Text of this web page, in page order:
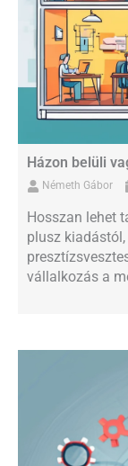
Házon belüli
Németh Gábor
Hosszan lehet
plusz
vállalkozás a